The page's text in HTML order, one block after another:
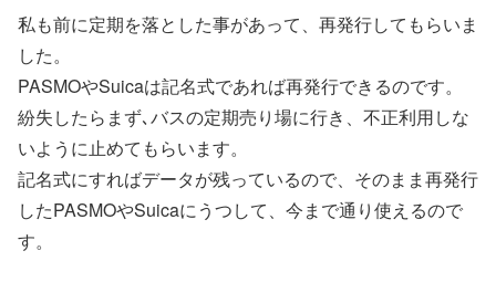
私も前に定期を落とした事があって、再発行してもらいま
した。
PASMOやSuicaは記名式であれば再発行できるのです。
紛失したらまず､バスの定期売り場に行き、不正利用しな
いように止めてもらいます。
記名式にすればデータが残っているので、そのまま再発行
したPASMOやSuicaにうつして、今まで通り使えるので
す。